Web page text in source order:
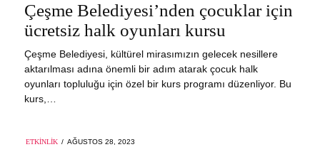
Çeşme Belediyesi’nden çocuklar için
ücretsiz halk oyunları kursu
Çeşme Belediyesi, kültürel mirasımızın gelecek nesillere
aktarılması adına önemli bir adım atarak çocuk halk
oyunları topluluğu için özel bir kurs programı düzenliyor. Bu
kurs,…
ETKINLIK
POSTED
AĞUSTOS 28, 2023